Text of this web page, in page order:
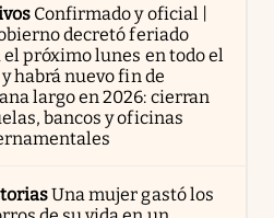
Confirmado y oficial |
decretó feriado
el próximo lunes en todo el
habrá nuevo fin de
largo en 2026: cierran
bancos y oficinas
Una mujer gastó los